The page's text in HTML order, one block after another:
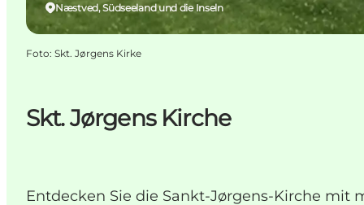
Skt. Jørgens Kirche
Entdecken Sie die Sankt-Jørgens-Kirche
Næstved, Südseeland und die Inseln
Foto: Skt. Jørgens Kirke